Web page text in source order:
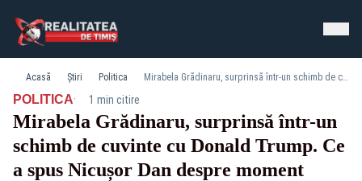
Acasă Știri Politica Mirabela Grădinaru, surprinsă într-un schimb de cuvinte cu Donald Trump. Ce a spus Nicușor Dan despre moment
POLITICA· 1 min citire
Mirabela Grădinaru, surprinsă într-un
schimb de cuvinte cu Donald Trump. Ce
a spus Nicușor Dan despre moment